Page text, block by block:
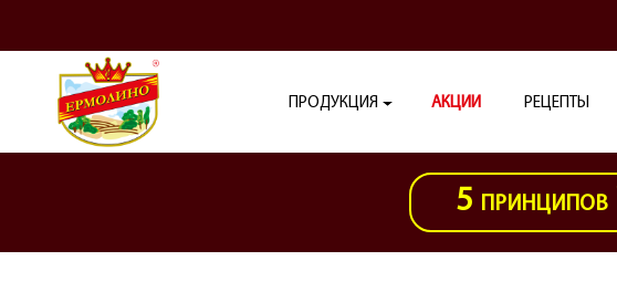
ПРОДУКЦИЯ АКЦИИ РЕЦЕПТЫ
5 ПРИНЦИПОВ